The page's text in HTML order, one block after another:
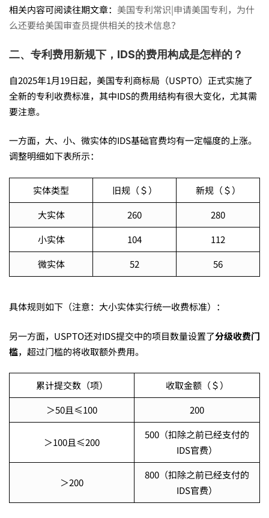
费
用
新
规
下
，
信
息
披
露
声
明
相关内容可阅读往期文章： 美国专利常识|申请美国专利，为什
么还要给美国审查员提供相关的技术信息？
二、专利费用新规下， IDS的费用构成是怎样的？
自2025年1月19日起，美国专利商标局（USPTO）正式实施了
全新的专利收费标准，其中IDS的费用结构有很大变化，尤其需
要注意。
一方面，大、小、微实体的IDS基础官费均有一定幅度的上涨。
调整明细如下表所示：
实体类型 旧规（＄）
新规（＄）
大实体
260
280
小实体
104
112
微实体
52 56
具体规则如下（注意：大小实体实行统一收费标准）：
另一方面，USPTO还对IDS提交中的项目数量设置了分级收费门
槛，超过门槛的将收取额外费用。
累计提交数（项）
收取金额（＄）
＞50且≤100
200
＞100且≤200
500（扣除之前已经支付的
IDS官费）
＞200
800（扣除之前已经支付的
IDS官费）